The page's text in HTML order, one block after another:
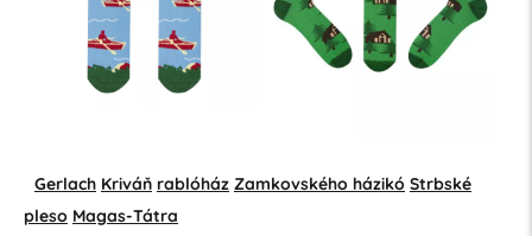
Gerlach Kriváň rablóház Zamkovského házikó Strbské
pleso Magas-Tátra